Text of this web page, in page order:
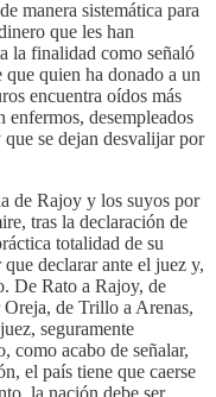
manera sistemática para
que les han
la finalidad como señaló
quien ha donado a un
encuentra oídos más
enfermos, desempleados
se dejan desvalijar por
de Rajoy y los suyos por
tras la declaración de
totalidad de su
declarar ante el juez y,
De Rato a Rajoy, de
de Trillo a Arenas,
seguramente
como acabo de señalar,
el país tiene que caerse
la nación debe ser